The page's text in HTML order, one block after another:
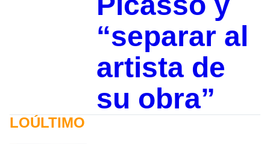
“separar al
artista de
su obra”
LOÚLTIMO